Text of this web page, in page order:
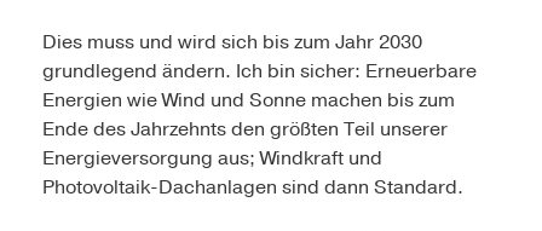
Dies muss und wird sich bis zum Jahr 2030
grundlegend ändern. Ich bin sicher: Erneuerbare
Energien wie Wind und Sonne machen bis zum
Ende des Jahrzehnts den größten Teil unserer
Energieversorgung aus; Windkraft und
Photovoltaik-Dachanlagen sind dann Standard.